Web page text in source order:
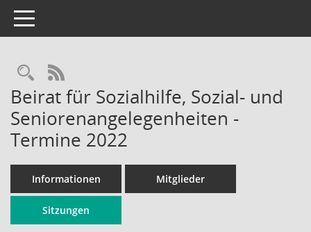
Toggle navigation
Rechercheauswahl
RSS-Feed
Beirat für Sozialhilfe, Sozial- und
Seniorenangelegenheiten -
Termine 2022
Informationen Mitglieder
Sitzungen